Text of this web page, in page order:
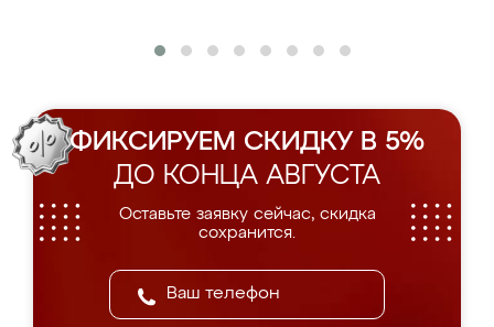
ФИКСИРУЕМ СКИДКУ В 5%
ДО КОНЦА АВГУСТА
Оставьте заявку сейчас, скидка
сохранится.